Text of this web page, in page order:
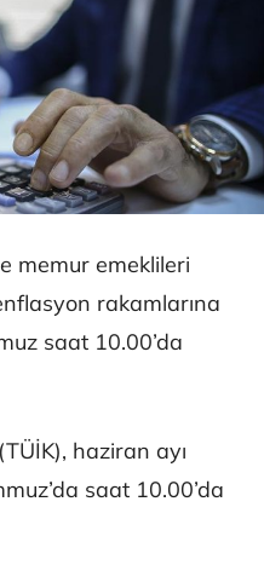
memur emeklileri
rakamlarına
saat 10.00’da
haziran ayı
saat 10.00’da